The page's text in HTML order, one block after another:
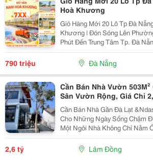
Hoà Khương
Giỏ Hàng Mới 20 Lô Tp Đà
Khương | Đón Sóng Lên
Phút Đến Trung Tâm Tp. Đà
Tâm Hành Chính Hoà Vang Cũ
Thì Không Chờ Ai! Đất Thật
&Ndash;...
790 triệu Đà Nẵng
Cần Bán Nhà Vườn 503M²
Sân Vườn Rộng, Giá Chỉ
Cần Bán Nhà Gần Đà Lạt
Cho Những Ngày Sống Chậm Điều Tạo Nên Giá Trị Của
Một Ngôi Nhà Không Chỉ
Hay Mái Ngói, Mà Còn Là
Trồng Vài Hàng Cây, Tổ Chức
Tuần Và Tận...
2,6 tỷ Lâm Đồng